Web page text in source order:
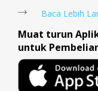
Baca Lebih
Muat turun
untuk